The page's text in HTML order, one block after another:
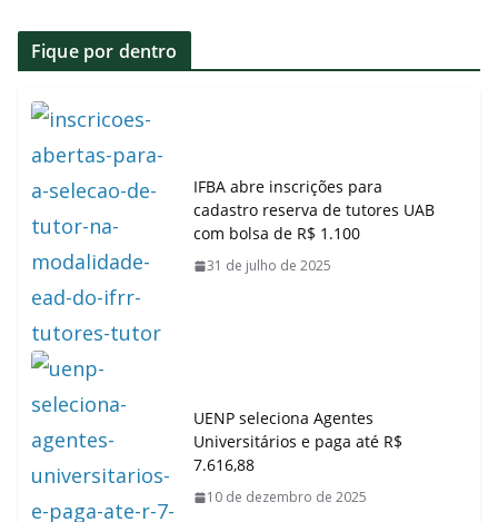
Fique por dentro
IFBA abre inscrições para
cadastro reserva de tutores UAB
com bolsa de R$ 1.100
31 de julho de 2025
UENP seleciona Agentes
Universitários e paga até R$
7.616,88
10 de dezembro de 2025